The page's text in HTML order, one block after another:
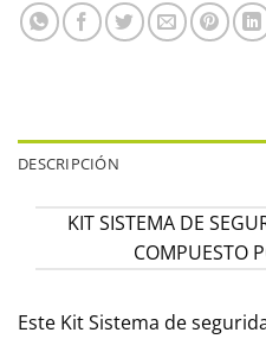
DESCRIPCIÓN
KIT SISTEMA DE
COMPUESTO
Este Kit Sistema de